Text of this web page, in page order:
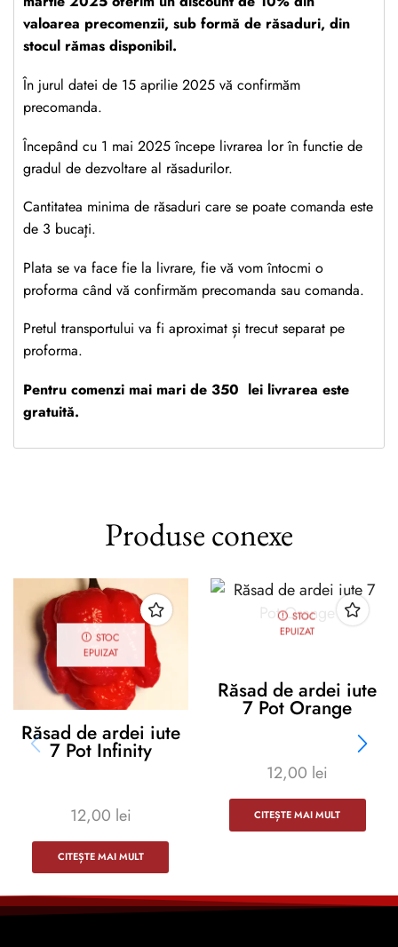
valoarea precomenzii, sub formă de răsaduri, din
stocul rămas disponibil.
În jurul datei de 15 aprilie 2025 vă confirmăm
precomanda.
Începând cu 1 mai 2025 începe livrarea lor în functie de
gradul de dezvoltare al răsadurilor.
Cantitatea minima de răsaduri care se poate comanda este
de 3 bucaţi.
Plata se va face fie la livrare, fie vă vom întocmi o
proforma când vă confirmăm precomanda sau comanda.
Pretul transportului va fi aproximat și trecut separat pe
proforma.
Pentru comenzi mai mari de 350 lei livrarea este
gratuită.
Produse conexe
STOC
EPUIZAT
Răsad de ardei iute
7 Pot Infinity
12,00 lei
CITEȘTE MAI MULT
STOC
EPUIZAT
Răsad de ardei iute
7 Pot Orange
12,00 lei
CITEȘTE MAI MULT